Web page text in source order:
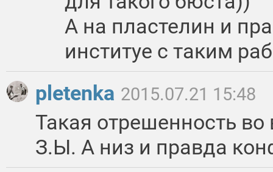
А на пластелин и
институе с таким
pletenka 2015.07.21 15:48
Такая отрешенность во
З.Ы. А низ и правда